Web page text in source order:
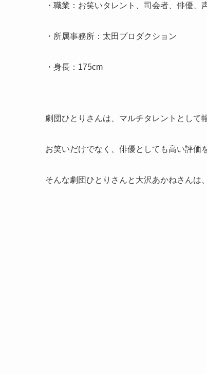
・職業：お笑いタレント、司会者、俳優、
・所属事務所：太田プロダクション
・身長：175cm
劇団ひとりさんは、マルチタレントとして
お笑いだけでなく、俳優としても高い評価
そんな劇団ひとりさんと大沢あかねさんは